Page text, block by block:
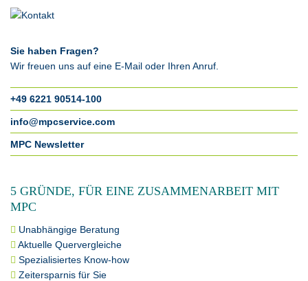
Sie haben Fragen?
Wir freuen uns auf eine E-Mail oder Ihren Anruf.
+49 6221 90514-100
info@mpcservice.com
MPC Newsletter
5 GRÜNDE, FÜR EINE ZUSAMMENARBEIT MIT
MPC
Unabhängige Beratung
Aktuelle Quervergleiche
Spezialisiertes Know-how
Zeitersparnis für Sie